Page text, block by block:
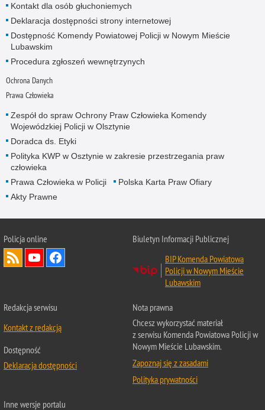
Kontakt dla osób głuchoniemych
Deklaracja dostępności strony internetowej
Dostępność Komendy Powiatowej Policji w Nowym Mieście
Lubawskim
Procedura zgłoszeń wewnętrzynych
Ochrona Danych
Prawa Człowieka
Zespół do spraw Ochrony Praw Człowieka Komendy
Wojewódzkiej Policji w Olsztynie
Doradca ds. Etyki
Polityka KWP w Osztynie w zakresie przestrzegania praw
człowieka
Prawa Człowieka w Policji
Polska Karta Praw Ofiary
Akty Prawne
Policja online
Biuletyn Informacji Publicznej
BIP Komenda Powiatowa
Policji w Nowym Mieście
Lubawskim
Redakcja serwisu
Kontakt z redakcją
Dostępność
Deklaracja dostępności
Nota prawna
Chcesz wykorzystać materiał
z serwisu Komenda Powiatowa Policji w
Nowym Mieście Lubawskim.
Zapoznaj się z zasadami
Polityka prywatności
Inne wersje portalu